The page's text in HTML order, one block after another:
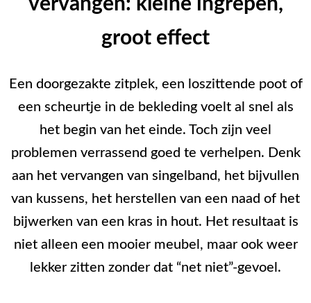
groot effect
Een doorgezakte zitplek, een loszittende poot of
een scheurtje in de bekleding voelt al snel als
het begin van het einde. Toch zijn veel
problemen verrassend goed te verhelpen. Denk
aan het vervangen van singelband, het bijvullen
van kussens, het herstellen van een naad of het
bijwerken van een kras in hout. Het resultaat is
niet alleen een mooier meubel, maar ook weer
lekker zitten zonder dat “net niet”-gevoel.